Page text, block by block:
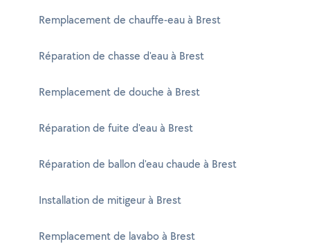
Remplacement de chauffe-eau à Brest
Réparation de chasse d'eau à Brest
Remplacement de douche à Brest
Réparation de fuite d'eau à Brest
Réparation de ballon d'eau chaude à Brest
Installation de mitigeur à Brest
Remplacement de lavabo à Brest